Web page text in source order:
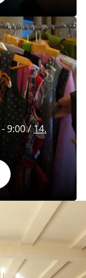
-9:00/14.